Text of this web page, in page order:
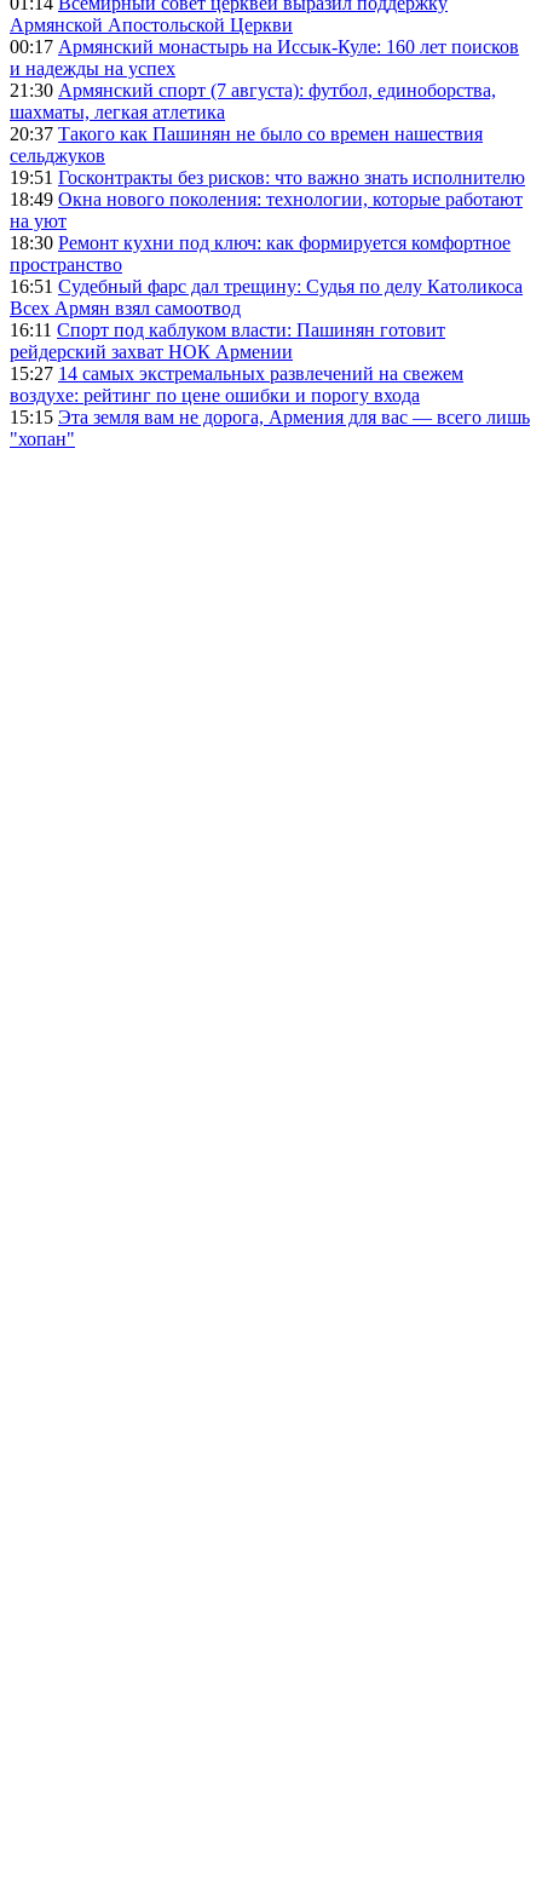
Армянской Апостольской Церкви
00:17 Армянский монастырь на Иссык-Куле: 160 лет поисков
и надежды на успех
21:30 Армянский спорт (7 августа): футбол, единоборства,
шахматы, легкая атлетика
20:37 Такого как Пашинян не было со времен нашествия
сельджуков
19:51 Госконтракты без рисков: что важно знать исполнителю
18:49 Окна нового поколения: технологии, которые работают
на уют
18:30 Ремонт кухни под ключ: как формируется комфортное
пространство
16:51 Судебный фарс дал трещину: Судья по делу Католикоса
Всех Армян взял самоотвод
16:11 Спорт под каблуком власти: Пашинян готовит
рейдерский захват НОК Армении
15:27 14 самых экстремальных развлечений на свежем
воздухе: рейтинг по цене ошибки и порогу входа
15:15 Эта земля вам не дорога, Армения для вас — всего лишь
"хопан"